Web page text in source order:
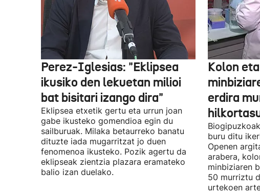
Perez-Iglesias: "Eklipsea
ikusiko den lekuetan milioi
bat bisitari izango dira"
Eklipsea etxetik gertu eta urrun joan
gabe ikusteko gomendioa egin du
sailburuak. Milaka betaurreko banatu
dituzte iada mugarritzat jo duen
fenomenoa ikusteko. Pozik agertu da
eklipseak zientzia plazara eramateko
balio izan duelako.
Kolon
erdira
buru ditu
Openen
arabera,
minbiziaren
50 murriztu
urtekoen